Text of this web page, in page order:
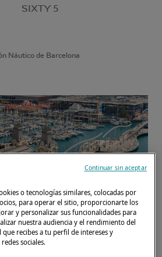
SIXTY 5
Náutico de Barcelona
en el famoso Salón
Le invitamos a
o tecnologías similares, colocadas por
para operar el sitio, proporcionarte los
y personalizar sus funcionalidades para
nuestra audiencia y el rendimiento del
recibes a tu perfil de intereses y
sociales.
Continuar sin aceptar